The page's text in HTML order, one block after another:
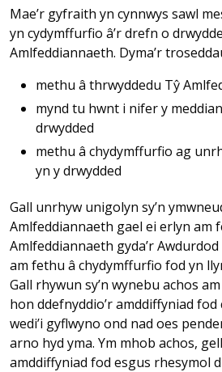
Mae’r gyfraith yn cynnwys sawl
yn cydymffurfio â’r drefn o
Amlfeddiannaeth. Dyma’r
methu â thrwyddedu Tŷ
mynd tu hwnt i nifer y
drwydded
methu â chydymffurfio ag
yn y drwydded
Gall unrhyw unigolyn sy’n
Amlfeddiannaeth gael ei erlyn am
Amlfeddiannaeth gyda’r
am fethu â chydymffurfio fod yn
Gall rhywun sy’n wynebu achos
hon ddefnyddio’r amddiffyniad fod
wedi’i gyflwyno ond nad oes
arno hyd yma. Ym mhob achos,
amddiffyniad fod esgus rhesymol